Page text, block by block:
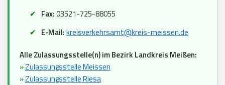
Fax:03521-725-88055
E-Mail:kreisverkehrsamt@kreis-meissen.de
Alle Zulassungsstelle(n) im Bezirk Landkreis Meißen:
»Zulassungsstelle Meissen
»Zulassungsstelle Riesa